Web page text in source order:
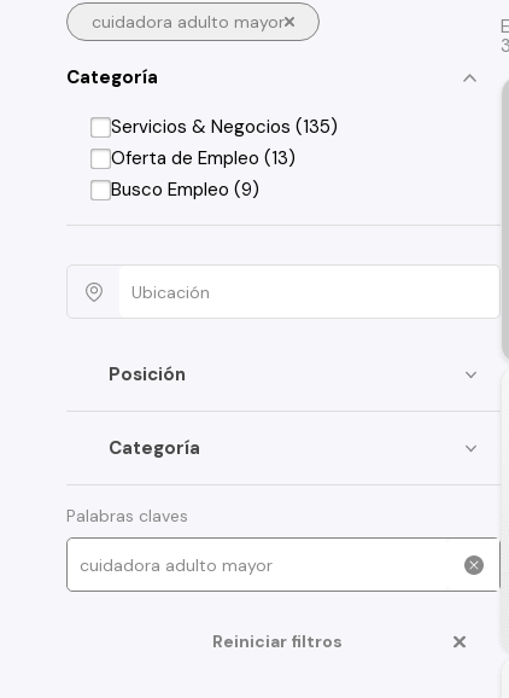
cuidadora adulto mayor
Categoría
Servicios & Negocios (135)
Oferta de Empleo (13)
Busco Empleo (9)
Posición
Categoría
Palabras claves
Reiniciar filtros